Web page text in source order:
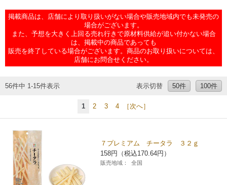
商品カテゴリ一覧
食の安全・安心への取組み
ギフト
プリペイドカード・金券
nanacoトップ
マルチコピー機でできることトップ
コピー
プリント
宅配便
切手・はがき・印紙
チケットサービス
セブンチケット
セブン‐イレブンでお受取り
企業情報トップ
ニュースリリース
企業理念
会社概要
私たちの取組み
サステナビリティ
サステナビリティトップ
セブン＆アイ・ホールディングスの重点課題
サステナビリティ活動基本方針
加盟店オーナー募集 物件募集・購入
アルバイト情報
掲載商品は、店舗により取り扱いがない場合や販売地域内でも未発売の
場合がございます。
また、予想を大きく上回る売れ行きで原材料供給が追い付かない場合
は、掲載中の商品であっても
販売を終了している場合がございます。商品のお取り扱いについては、
店舗にお問合せください。
56件中 1-15件表示 表示切替 50件 100件
1 2 3 4 ［次へ］
７プレミアム チータラ ３２ｇ
158円（税込170.64円）
販売地域： 全国